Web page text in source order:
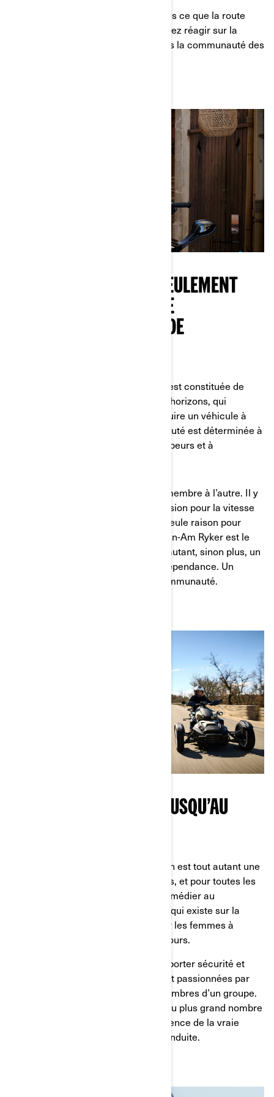
Nous avons demandé à des motardes ce que la route
signifiait pour elles. Vous les entendrez réagir sur la
façon de revendiquer leur place dans la communauté des
CONDUIRE N’EST PAS SEULEMENT
UNE PASSION - C’EST DE
L’AUTONOMISATION ET DE
L’incroyable communauté On-Road est constituée de
personnes du monde entier, de tous horizons, qui
partagent une même passion : conduire un véhicule à
trois roues Can-Am. Cette communauté est déterminée à
amener quiconque à surmonter ses peurs et à
Les styles de conduite varient d’un membre à l’autre. Il y
a chez certaines personnes une passion pour la vitesse
et la conduite. Mais ce n’est pas la seule raison pour
laquelle un Can-Am Spyder ou un Can-Am Ryker est le
meilleur choix pour elles. C’est tout autant, sinon plus, un
sentiment d’autonomisation et d’indépendance. Un
sentiment qui rassemble toute la communauté.
CONDUIRE ENSEMBLE, JUSQU’AU
La communauté La Route au Féminin est tout autant une
communauté qu’un moyen pour nous, et pour toutes les
personnes impliquées, de pouvoir remédier au
déséquilibre entre les sexes évident qui existe sur la
route. C’est une façon d’autonomiser les femmes à
n’importe quel moment de leur parcours.
La Route au Féminin a pour but d’apporter sécurité et
encouragement aux femmes qui sont passionnées par
les motos et qui veulent se sentir membres d’un groupe.
Nous espérons que cela permettra au plus grand nombre
de femmes possible de faire l’expérience de la vraie
liberté et de l’indépendance de la conduite.